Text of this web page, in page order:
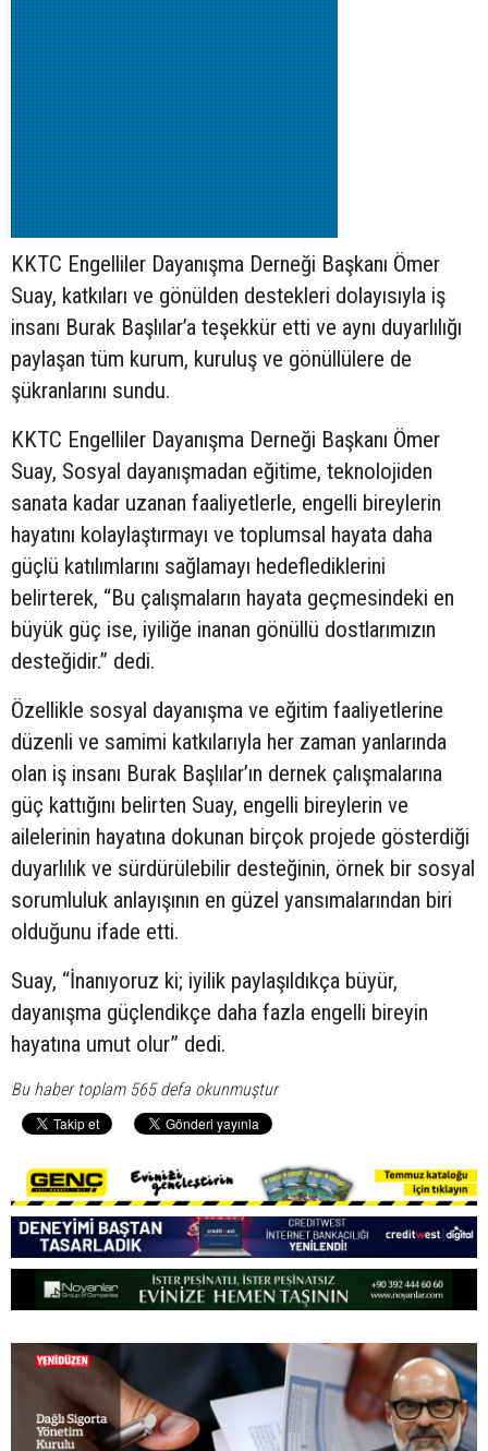
KKTC Engelliler Dayanışma Derneği Başkanı Ömer
Suay, katkıları ve gönülden destekleri dolayısıyla iş
insanı Burak Başlılar’a teşekkür etti ve aynı duyarlılığı
paylaşan tüm kurum, kuruluş ve gönüllülere de
şükranlarını sundu.
KKTC Engelliler Dayanışma Derneği Başkanı Ömer
Suay, Sosyal dayanışmadan eğitime, teknolojiden
sanata kadar uzanan faaliyetlerle, engelli bireylerin
hayatını kolaylaştırmayı ve toplumsal hayata daha
güçlü katılımlarını sağlamayı hedeflediklerini
belirterek, “Bu çalışmaların hayata geçmesindeki en
büyük güç ise, iyiliğe inanan gönüllü dostlarımızın
desteğidir.” dedi.
Özellikle sosyal dayanışma ve eğitim faaliyetlerine
düzenli ve samimi katkılarıyla her zaman yanlarında
olan iş insanı Burak Başlılar’ın dernek çalışmalarına
güç kattığını belirten Suay, engelli bireylerin ve
ailelerinin hayatına dokunan birçok projede gösterdiği
duyarlılık ve sürdürülebilir desteğinin, örnek bir sosyal
sorumluluk anlayışının en güzel yansımalarından biri
olduğunu ifade etti.
Suay, “İnanıyoruz ki; iyilik paylaşıldıkça büyür,
dayanışma güçlendikçe daha fazla engelli bireyin
hayatına umut olur” dedi.
Bu haber toplam 565 defa okunmuştur